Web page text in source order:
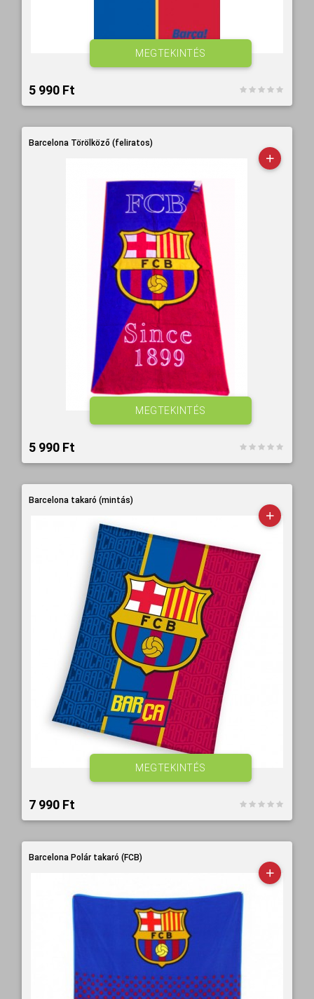
5 990 Ft‎
MEGTEKINTÉS
Barcelona Törölköző (feliratos)
5 990 Ft‎
MEGTEKINTÉS
Barcelona takaró (mintás)
7 990 Ft‎
MEGTEKINTÉS
Barcelona Polár takaró (FCB)